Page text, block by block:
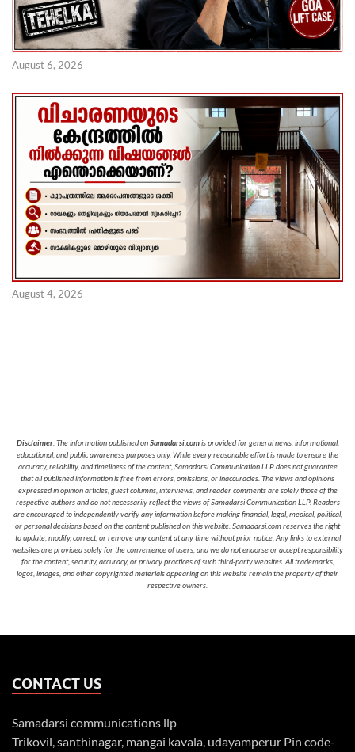
August 6, 2026
August 4, 2026
Disclaimer: The information published onSamadarsi.comis provided for general news, informational,
educational, and public awareness purposes only. While every reasonable effort is made to ensure the
accuracy, reliability, and timeliness of the content, Samadarsi Communication LLP does not guarantee
that all published information is free from errors, omissions, or inaccuracies. The views and opinions
expressed in opinion articles, guest columns, interviews, and reader comments are solely those of the
respective authors and do not necessarily reflect the views of Samadarsi Communication LLP. Readers
are encouraged to independently verify any information before making financial, legal, medical, political,
or personal decisions based on the content published on this website. Samadarsi.com reserves the right
to update, modify, correct, or remove any content at any time without prior notice. Any links to external
websites are provided solely for the convenience of users, and we do not endorse or accept responsibility
for the content, security, accuracy, or privacy practices of such third-party websites. All trademarks,
logos, images, and other copyrighted materials appearing on this website remain the property of their
respective owners.
CONTACT US
Samadarsi communications llp
Trikovil, santhinagar, mangai kavala, udayamperur Pin code-